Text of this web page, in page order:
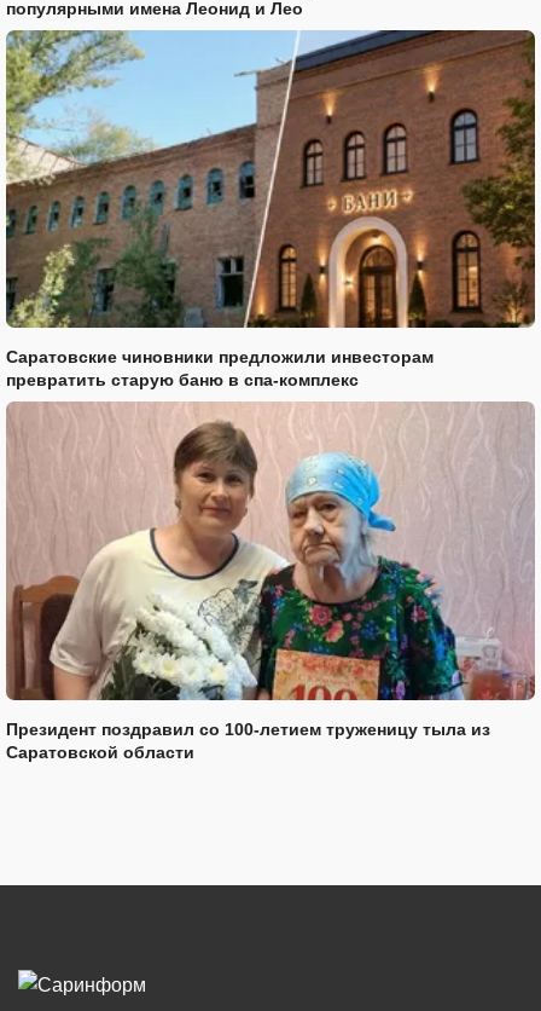
популярными имена Леонид и Лео
Саратовские чиновники предложили инвесторам
превратить старую баню в спа-комплекс
Президент поздравил со 100-летием труженицу тыла из
Саратовской области